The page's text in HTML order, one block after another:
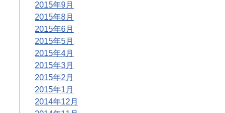
2015年9月
2015年8月
2015年6月
2015年5月
2015年4月
2015年3月
2015年2月
2015年1月
2014年12月